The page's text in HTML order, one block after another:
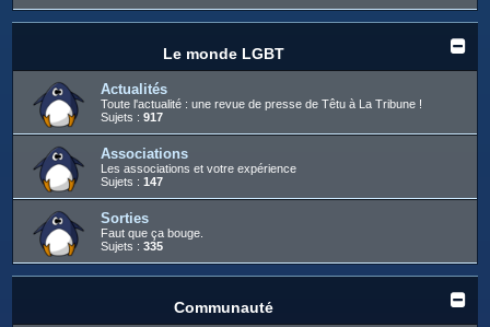
Le monde LGBT
Actualités
Toute l'actualité : une revue de presse de Têtu à La Tribune !
Sujets : 917
Associations
Les associations et votre expérience
Sujets : 147
Sorties
Faut que ça bouge.
Sujets : 335
Communauté